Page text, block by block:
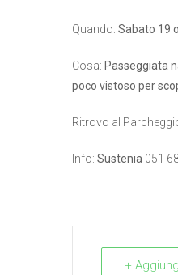
Quando: Sabato 19
Cosa: Passeggiata
poco vistoso per
Ritrovo al
Info: Sustenia 051
+